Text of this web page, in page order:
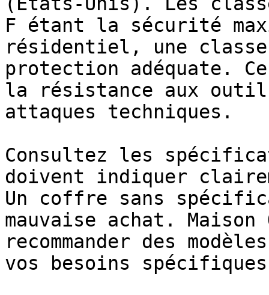
F étant la sécurité
résidentiel, une
protection adéquate.
la résistance aux
attaques techniques.
Consultez les
doivent indiquer
Un coffre sans
mauvaise achat.
recommander des
vos besoins